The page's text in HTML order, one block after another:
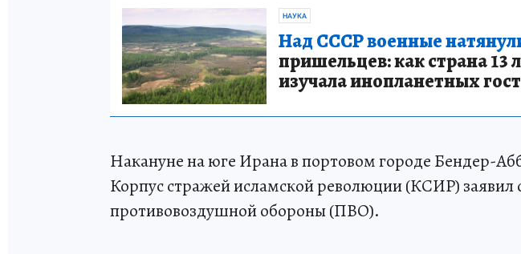
НАУКА
Над СССР военные
пришельцев: как страна 13
изучала инопланетных
Накануне на юге Ирана в портовом городе Бендер-
Корпус стражей исламской революции (КСИР) заявил
противовоздушной обороны (ПВО).